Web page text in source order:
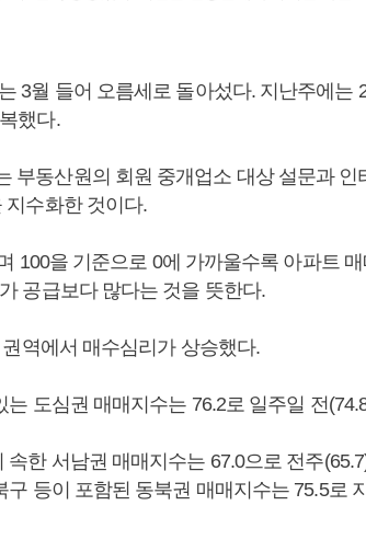
3월 들어 오름세로 돌아섰다. 지난주에는
했다.
부동산원의 회원 중개업소 대상 설문과 인
지수화한 것이다.
100을 기준으로 0에 가까울수록 아파트
공급보다 많다는 것을 뜻한다.
역에서 매수심리가 상승했다.
는 도심권 매매지수는 76.2로 일주일 전
속한 서남권 매매지수는 67.0으로 전주
구 등이 포함된 동북권 매매지수는 75.5로